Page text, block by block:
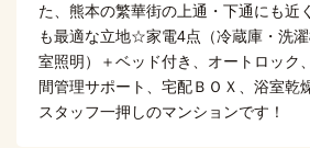
尚絅大学(短大・九品寺キャンパス)
熊本学園大学(大学院)
熊本看護専門学校
熊本ベルェベル美容専門学校
た、熊本の繁華街の上通・下通にも近
も最適な立地☆家電4点（冷蔵庫・洗
室照明）＋ベッド付き、オートロック
間管理サポート、宅配ＢＯＸ、浴室乾
スタッフ一押しのマンションです！